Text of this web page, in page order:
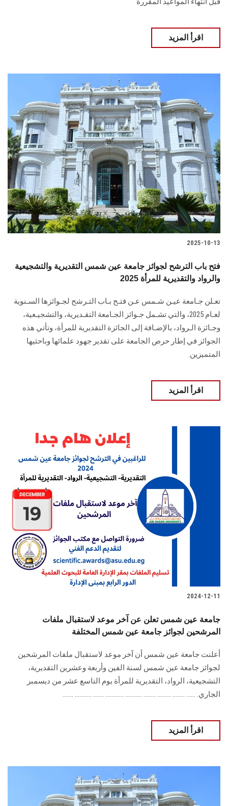
اقرأ المزيد
2025-10-13
فتح باب الترشح لجوائز جامعة عين شمس التقديرية والتشجيعية
والرواد والتقديرية للمرأة 2025
تعـلن جـامعة عيـن شـمس عـن فتـح بـاب التـرشح لجـوائزها السـنوية
لعـام 2025، والتي تشـمل جـوائز الجـامعة التقـديرية، والتشجيـعية،
وجـائزة الـرواد، بالإضـافة إلى الجائزة التقديرية للمرأة، وتأتي هذه
الجوائز في إطار حرص الجامعة على تقدير جهود علمائها وباحثيها
المتميزين.
اقرأ المزيد
2024-12-11
جامعة عين شمس تعلن عن آخر موعد لاستقبال ملفات
المرشحين لجوائز جامعة عين شمس ‏المختلفة
أعلنت جامعة عين شمس أن آخر موعد لاستقبال ملفات المرشحين
لجوائز جامعة عين شمس ‏لسنة الفين وأربعة وعشرين التقديرية،
التشجيعية، الرواد، التقديرية للمرأة يوم التاسع عشر من ديسمبر
الجاري. ...... ........ ......... ........ ........... ............ ....... ........... .......‏
اقرأ المزيد